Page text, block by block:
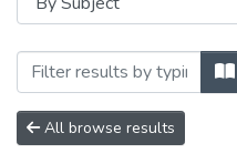
Browsing
All browse results